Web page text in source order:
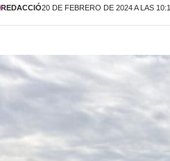
REDACCIÓ20 DE FEBRERO DE 2024 A LAS